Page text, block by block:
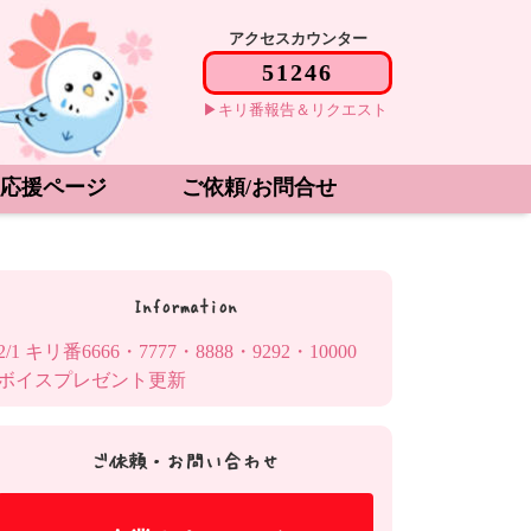
アクセスカウンター
キリ番報告＆リクエスト
応援ページ ご依頼/お問合せ
Information
1 キリ番6666・7777・8888・9292・10000
イスプレゼント更新
ご依頼・お問い合わせ